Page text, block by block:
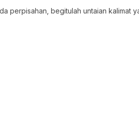
perpisahan, begitulah untaian kalimat